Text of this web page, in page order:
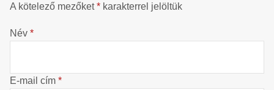
A kötelező mezőket* karakterrel jelöltük
Név *
E-mail cím *